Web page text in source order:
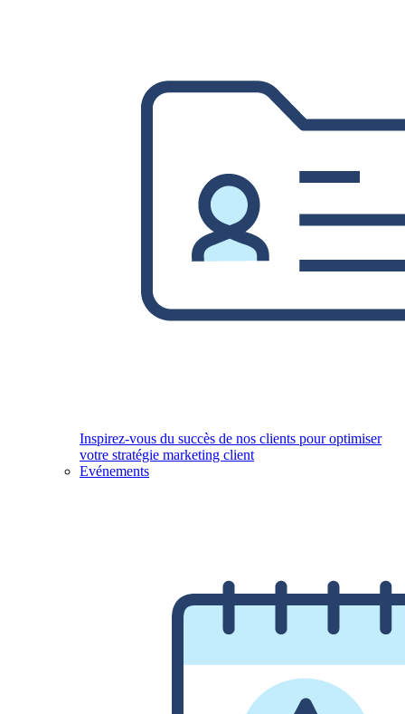
Inspirez-vous du succès de nos clients pour optimiser
votre stratégie marketing client
Evénements